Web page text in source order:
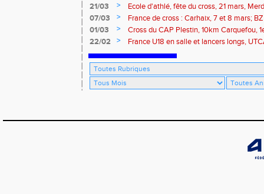
21/03
>
Ecole d'athlé, fête du cross, 21 mars,
07/03
>
France de cross : Carhaix, 7 et 8 mars;
Brieuc, 7 mars
01/03 >
Cross du CAP Plestin, 10km Carquefou,
22/02
> France U18 en salle et lancers longs,